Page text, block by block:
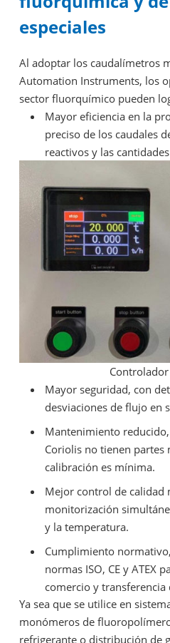
especiales
Al adoptar los caudalímetros
Automation Instruments, los
sector fluorquímico pueden
Mayor eficiencia en la
preciso de los caudales
reactivos y las
Mayor seguridad, con
desviaciones de flujo en
Mantenimiento
Coriolis no tienen partes
calibración es mínima.
Mejor control de calidad
monitorización
y la temperatura.
Cumplimiento
normas ISO, CE y ATEX
comercio y transferencia
Ya sea que se utilice en
monómeros de
refrigerante o distribución de